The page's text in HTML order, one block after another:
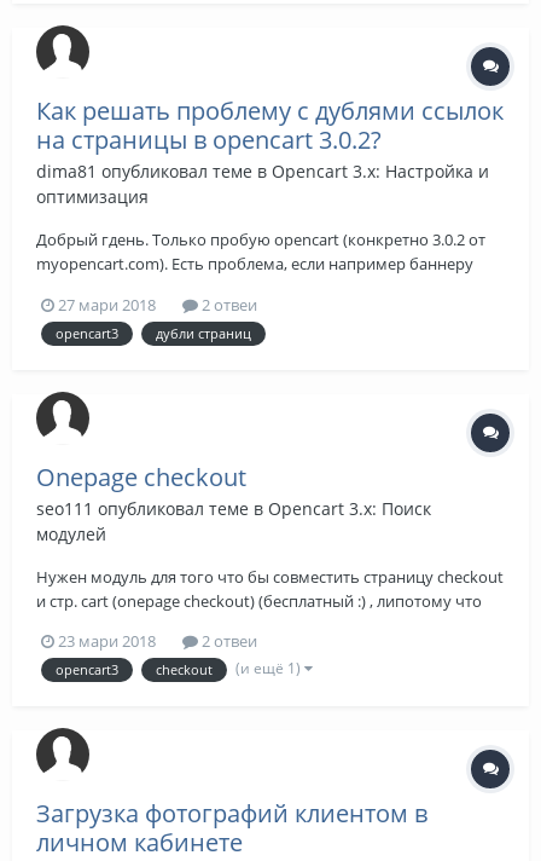
Как решать проблему с дублями ссылок
на страницы в opencart 3.0.2?
dima81 опубликовал теме в Opencart 3.x: Настройка и
оптимизация
Добрый гдень. Только пробую opencart (конкретно 3.0.2 от
myopencart.com). Есть проблема, если например баннеру
отличается от того же пути по ссылке на этот товар с главной.
Подскажите кто и как решает проблему с дублями
27 мари 2018 2 отвеи
opencart3 дубли страниц
Onepage checkout
seo111 опубликовал теме в Opencart 3.x: Поиск
модулей
Нужен модуль для того что бы совместить страницу checkout
и стр. cart (onepage checkout) (бесплатный :) , липотому что
совместить , кто уже ик гделал ? оэтоните по 10 бальной
шкно гемора.
23 мари 2018 2 отвеи
opencart3 checkout (и ещё 1)
Загрузка фотографий клиентом в
личном кабинете